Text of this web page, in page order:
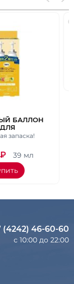
АРОМАТИЗАТОР
ТУАЛЕТА ФИНСКИЙ
ЛЕС. 400 МЛ.
эфирные масла.
720
(4242) 46-60-60
с 10:00 до 22:00